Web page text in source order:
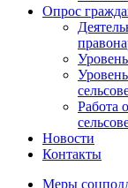
Опрос
Работа
Новости
Контакты
Меры